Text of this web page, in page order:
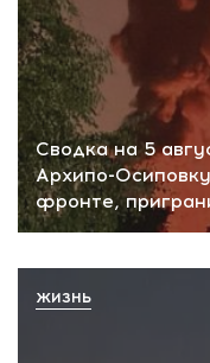
Сводка на 5
Архипо-
фронте,
ЖИЗНЬ